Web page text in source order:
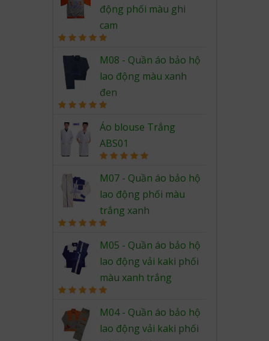
động phối màu ghi
cam
out of 5
M08 - Quần áo bảo hộ
lao động màu xanh
đen
out of 5
Áo blouse Trắng
ABS01
out of 5
M07 - Quần áo bảo hộ
lao động phối màu
trắng xanh
out of 5
M05 - Quần áo bảo hộ
lao động vải kaki phối
màu xanh trắng
out of 5
M04 - Quần áo bảo hộ
lao động vải kaki phối